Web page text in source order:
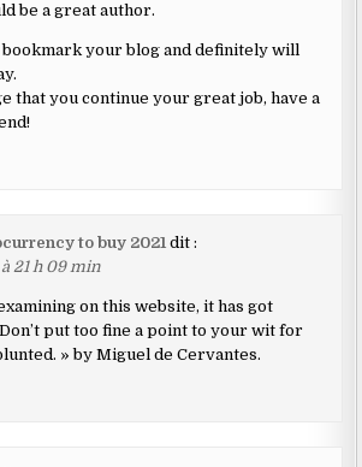
be a great author.
your blog and definitely will
that you continue your great job, have a
to buy 2021 dit :
21 h 09 min
on this website, it has got
put too fine a point to your wit for
» by Miguel de Cervantes.